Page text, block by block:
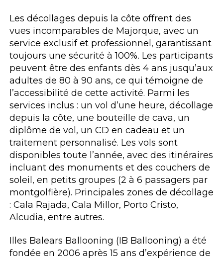
Les décollages depuis la côte offrent des
vues incomparables de Majorque, avec un
service exclusif et professionnel, garantissant
toujours une sécurité à 100%. Les participants
peuvent être des enfants dès 4 ans jusqu’aux
adultes de 80 à 90 ans, ce qui témoigne de
l’accessibilité de cette activité. Parmi les
services inclus : un vol d’une heure, décollage
depuis la côte, une bouteille de cava, un
diplôme de vol, un CD en cadeau et un
traitement personnalisé. Les vols sont
disponibles toute l’année, avec des itinéraires
incluant des monuments et des couchers de
soleil, en petits groupes (2 à 6 passagers par
montgolfière). Principales zones de décollage
: Cala Rajada, Cala Millor, Porto Cristo,
Alcudia, entre autres.
Illes Balears Ballooning (IB Ballooning) a été
fondée en 2006 après 15 ans d’expérience de